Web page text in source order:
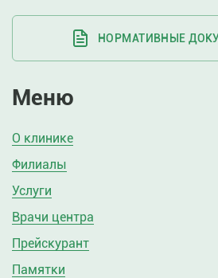
НОРМАТИВНЫЕ
Меню
О клинике
Филиалы
Услуги
Врачи центра
Прейскурант
Памятки